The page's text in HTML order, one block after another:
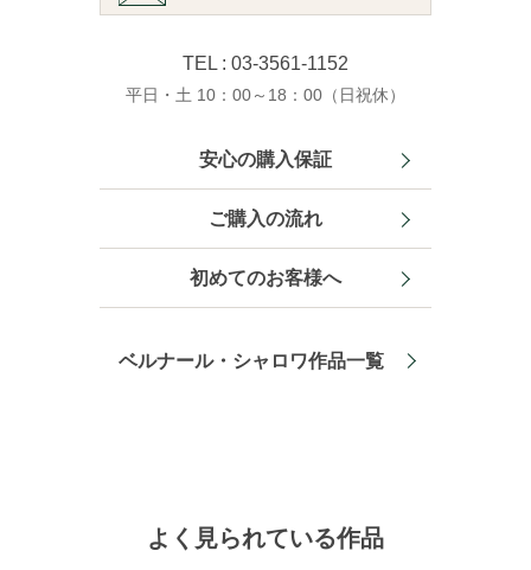
TEL : 03-3561-1152
平日・土 10：00～18：00（日祝休）
安心の購入保証
ご購入の流れ
初めてのお客様へ
ベルナール・シャロワ作品一覧
よく見られている作品